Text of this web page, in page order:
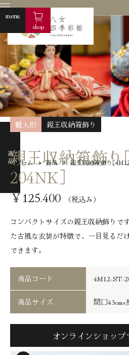
menu
shop
五月人形
盆提灯
八女四季彩館について
職人紹介
よくあるご質問
ホーム 商品 親王収納箱飾り［
商品
雛人形 親王収納箱飾り
親王収納箱飾り
204NK］
￥125.400 （税込み）
コンパクトサイズの親王収納飾りで
た古風な衣装が特徴で、一目見るだ
できます。
商品コード 4M12-ST-
商品サイズ 間口43cm×
オンラインショップ